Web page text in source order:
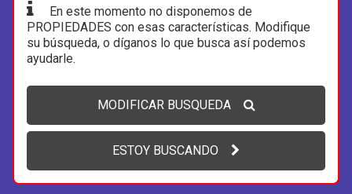
En este momento no disponemos de
PROPIEDADES con esas características. Modifique
su búsqueda, o díganos lo que busca así podemos
ayudarle.
MODIFICAR BUSQUEDA
ESTOY BUSCANDO